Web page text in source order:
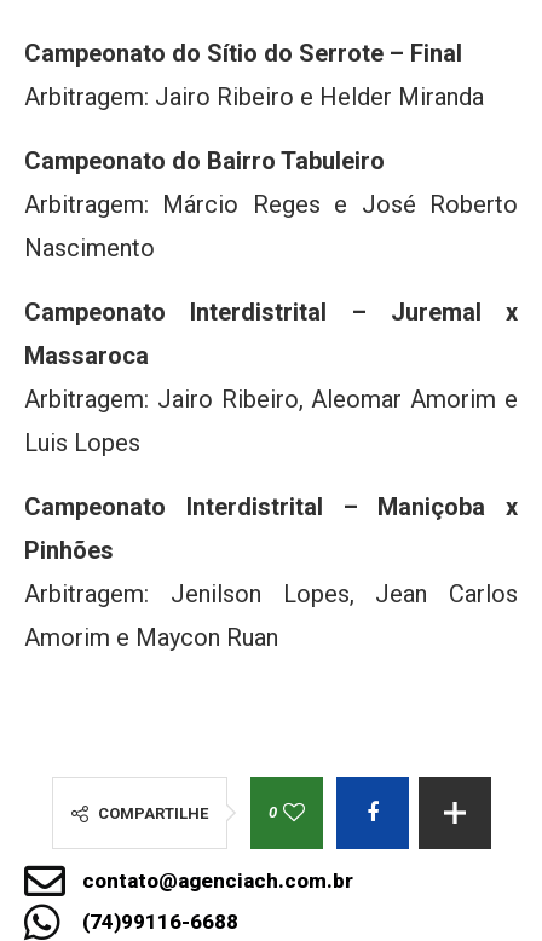
Campeonato do Sítio do Serrote – Final
Arbitragem: Jairo Ribeiro e Helder Miranda
Campeonato do Bairro Tabuleiro
Arbitragem: Márcio Reges e José Roberto
Nascimento
Campeonato Interdistrital – Juremal x
Massaroca
Arbitragem: Jairo Ribeiro, Aleomar Amorim e
Luis Lopes
Campeonato Interdistrital – Maniçoba x
Pinhões
Arbitragem: Jenilson Lopes, Jean Carlos
Amorim e Maycon Ruan
COMPARTILHE 0
contato@agenciach.com.br
(74)99116-6688